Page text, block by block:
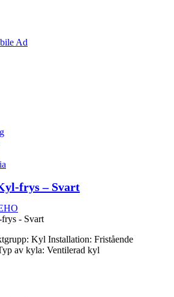
frys – Svart
Kyl Installation: Fristående
av kyla: Ventilerad kyl